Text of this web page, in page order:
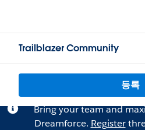
Trailblazer Community
등록
Bring your team and
Dreamforce. Register